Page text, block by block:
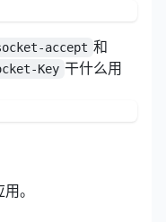
accept 和
Key 干什么用
。